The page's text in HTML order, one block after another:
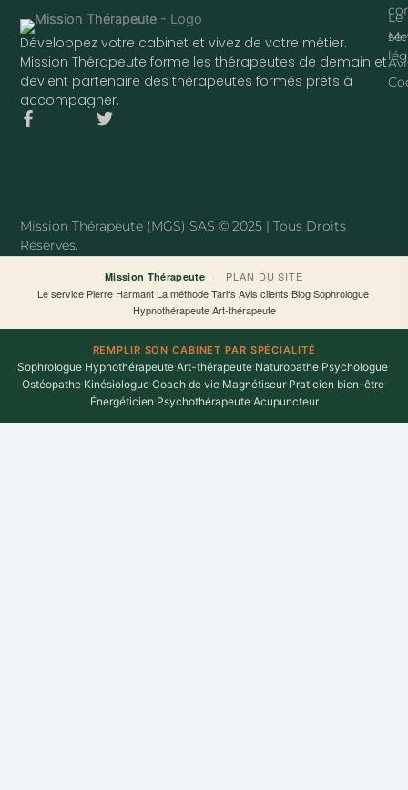
Développez votre cabinet et vivez de votre métier.
Mission Thérapeute forme les thérapeutes de demain et
devient partenaire des thérapeutes formés prêts à
accompagner.
F
k
-
T
Le
Mission Thérapeute (MGS) SAS © 2025 | Tous Droits
Réservés.
Mission Thérapeute ·
PLAN DU SITE
Le service·Pierre Harmant·La méthode·Tarifs·Avis clients·Blog·Sophrologue·
Hypnothérapeute·Art-thérapeute
REMPLIR SON CABINET PAR SPÉCIALITÉ
Sophrologue·Hypnothérapeute·Art-thérapeute·Naturopathe·Psychologue·
Ostéopathe·Kinésiologue·Coach de vie·Magnétiseur·Praticien bien-être·
Énergéticien·Psychothérapeute·Acupuncteur